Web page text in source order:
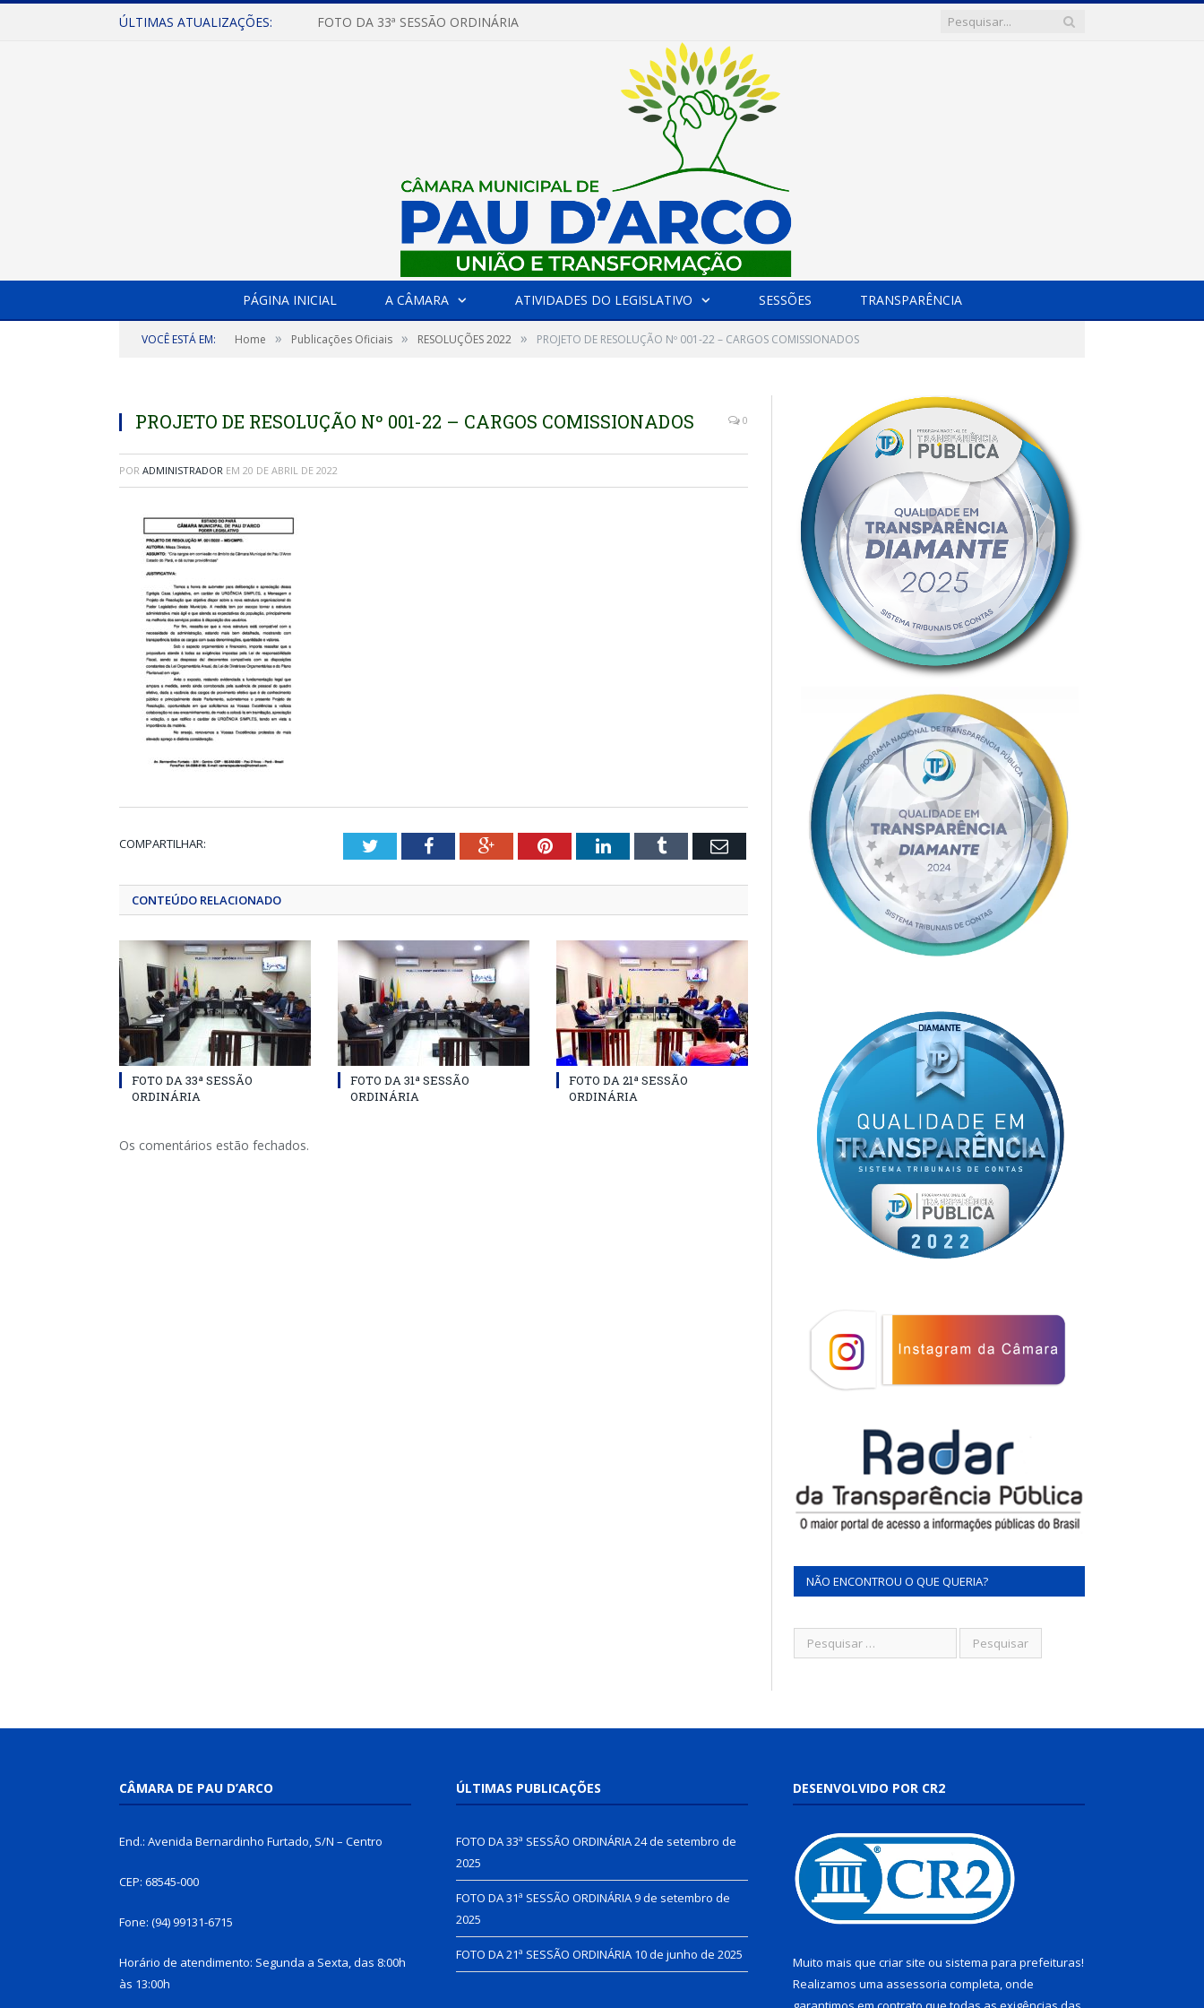
ÚLTIMAS ATUALIZAÇÕES: FOTO DA 33ª SESSÃO ORDINÁRIA
PÁGINA INICIAL A CÂMARA ATIVIDADES DO LEGISLATIVO SESSÕES TRANSPARÊNCIA
VOCÊ ESTÁ EM: Home » Publicações Oficiais » RESOLUÇÕES 2022 » PROJETO DE RESOLUÇÃO Nº 001-22 – CARGOS COMISSIONADOS
PROJETO DE RESOLUÇÃO Nº 001-22 – CARGOS COMISSIONADOS 0
POR ADMINISTRADOR EM 20 DE ABRIL DE 2022
COMPARTILHAR: TwitterFacebookGoogle+PinterestLinkedInTumblr Email
CONTEÚDO RELACIONADO
FOTO DA 33ª SESSÃO
ORDINÁRIA
FOTO DA 31ª SESSÃO
ORDINÁRIA
FOTO DA 21ª SESSÃO
ORDINÁRIA
Os comentários estão fechados.
NÃO ENCONTROU O QUE QUERIA?
CÂMARA DE PAU D’ARCO
End.: Avenida Bernardinho Furtado, S/N – Centro
CEP: 68545-000
Fone: (94) 99131-6715
Horário de atendimento: Segunda a Sexta, das 8:00h
às 13:00h
ÚLTIMAS PUBLICAÇÕES
FOTO DA 33ª SESSÃO ORDINÁRIA24 de setembro de
2025
FOTO DA 31ª SESSÃO ORDINÁRIA9 de setembro de
2025
FOTO DA 21ª SESSÃO ORDINÁRIA 10 de junho de 2025
DESENVOLVIDO POR CR2
Muito mais que criar site ou sistema para prefeituras!
Realizamos uma assessoria completa, onde